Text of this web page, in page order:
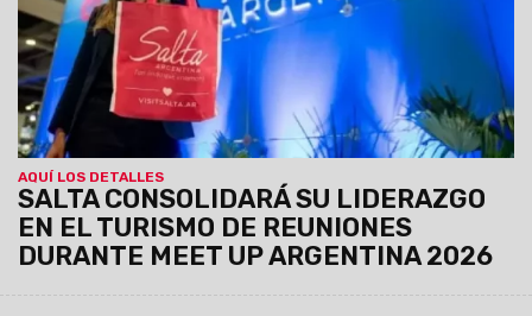
AQUÍ LOS DETALLES
SALTA CONSOLIDARÁ SU LIDERAZGO
EN EL TURISMO DE REUNIONES
DURANTE MEET UP ARGENTINA 2026